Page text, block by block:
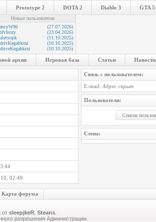
Prototype 2 DOTA 2 Diablo 3 GTA 5
Новые пользователи
(27.07.2026)
(23.04.2026)
(11.10.2025)
(10.10.2025)
(10.10.2025)
архив Игровая база Статьи Новости
02:49
Связь с пользователем:
E-mail: Адрес скрыт
Пользователи:
Стена:
Карта форума
от sleepjkeR Steans
разрешения Администрации.